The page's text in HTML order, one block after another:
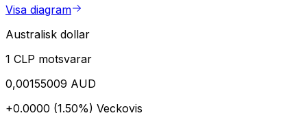
Visa diagram
Australisk dollar
1 CLP motsvarar
0,00155009 AUD
+0.0000 (1.50%) Veckovis